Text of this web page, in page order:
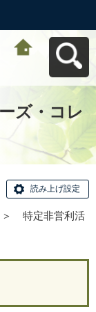
ズ・コレ
読み上げ設定
＞
特定非営利活